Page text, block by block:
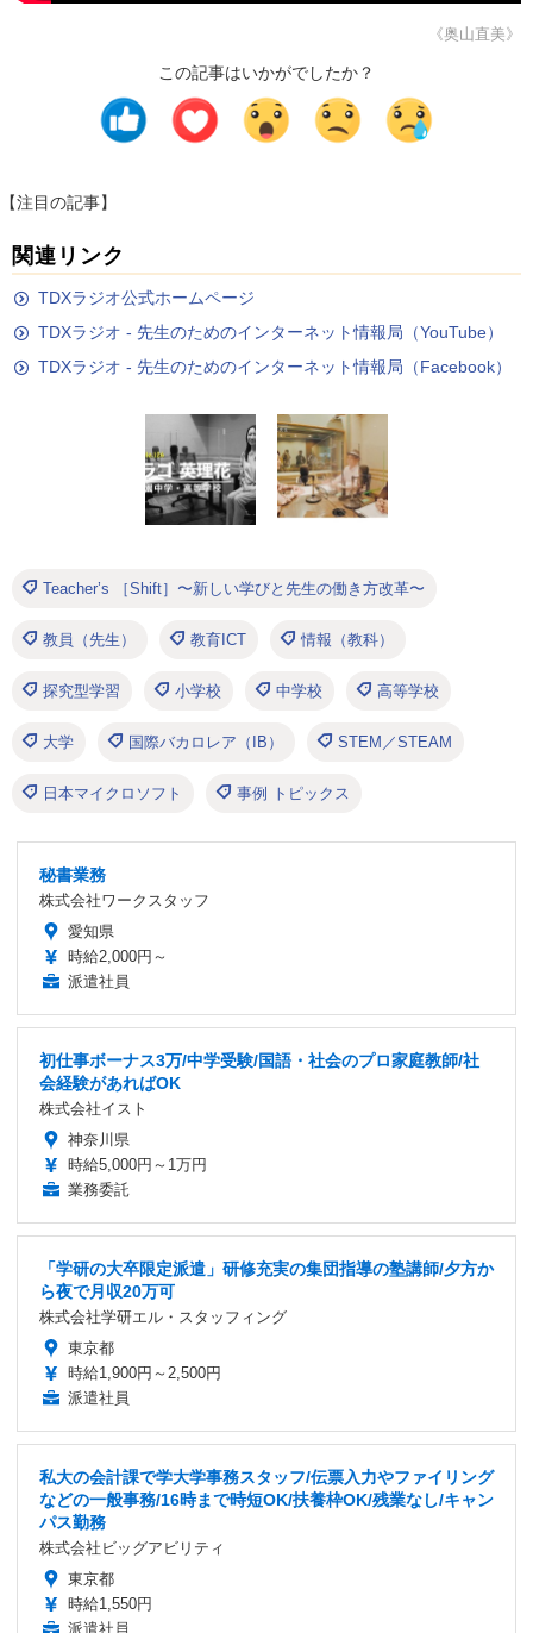
《奥山直美》
この記事はいかがでしたか？
【注目の記事】
関連リンク
TDXラジオ公式ホームページ
TDXラジオ - 先生のためのインターネット情報局（YouTube）
TDXラジオ - 先生のためのインターネット情報局（Facebook）
Teacher’s ［Shift］〜新しい学びと先生の働き方改革〜
教員（先生） 教育ICT 情報（教科）
探究型学習 小学校 中学校 高等学校
大学 国際バカロレア（IB） STEM／STEAM
日本マイクロソフト 事例 トピックス
秘書業務
株式会社ワークスタッフ
愛知県
時給2,000円～
派遣社員
初仕事ボーナス3万/中学受験/国語・社会のプロ家庭教師/社
会経験があればOK
株式会社イスト
神奈川県
時給5,000円～1万円
業務委託
「学研の大卒限定派遣」研修充実の集団指導の塾講師/夕方か
ら夜で月収20万可
株式会社学研エル・スタッフィング
東京都
時給1,900円～2,500円
派遣社員
私大の会計課で学大学事務スタッフ/伝票入力やファイリング
などの一般事務/16時まで時短OK/扶養枠OK/残業なし/キャン
パス勤務
株式会社ビッグアビリティ
東京都
時給1,550円
派遣社員